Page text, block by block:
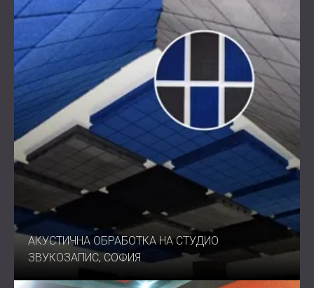
АКУСТИЧНА ОБРАБОТКА НА СТУДИО
ЗВУКОЗАПИС, СОФИЯ